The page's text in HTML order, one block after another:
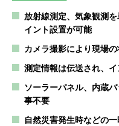
放射線測定、気象観測
イント設置が可能
カメラ撮影により現場
測定情報は伝送され、
ソーラーパネル、内蔵
事不要
⾃然災害発⽣時などの